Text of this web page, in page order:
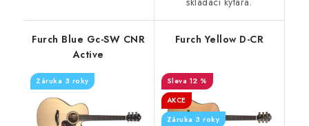
Furch Blue Gc-SW CNR
Active
Záruka 3 roky
Furch Yellow D-CR
12 %
AKCE
Záruka 3 roky